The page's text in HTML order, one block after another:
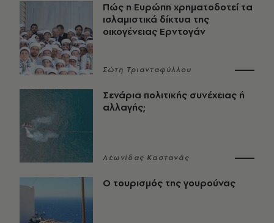
Πώς η Ευρώπη χρηματοδοτεί τα
ισλαμιστικά δίκτυα της
οικογένειας Ερντογάν
Σώτη Τριανταφύλλου
Σενάρια πολιτικής συνέχειας ή
αλλαγής;
Λεωνίδας Καστανάς
Ο τουρισμός της γουρούνας